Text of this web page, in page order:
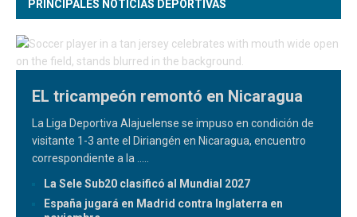
PRINCIPALES NOTICIAS DEPORTIVAS
EL tricampeón remontó en Nicaragua
La Liga Deportiva Alajuelense se impuso en condición de
visitante 1-3 ante el Diriangén en Nicaragua, encuentro
correspondiente a la
La Sele Sub20 clasificó al Mundial 2027
España jugará en Madrid contra Inglaterra en